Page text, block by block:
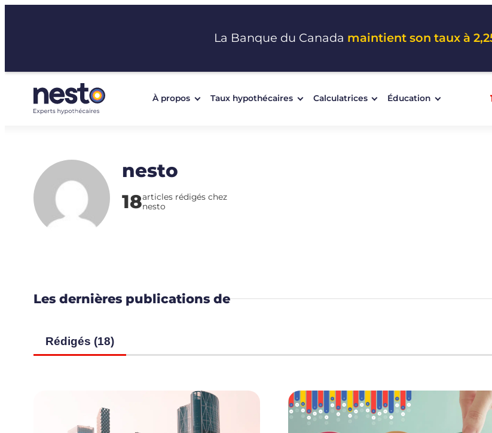
La Banque du Canada maintient son taux à
À propos Taux hypothécaires Calculatrices Éducation
nesto
18articles rédigés chez
nesto
Les dernières publications de
Rédigés (18)